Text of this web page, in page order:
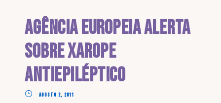
Agência Europeia alerta
sobre xarope
antiepiléptico
AGOSTO 2, 2011